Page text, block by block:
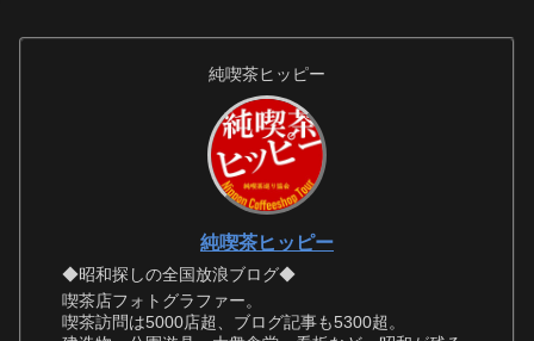
純喫茶ヒッピー
純喫茶ヒッピー
◆昭和探しの全国放浪ブログ◆
喫茶店フォトグラファー。
喫茶訪問は5000店超、ブログ記事も5300超。